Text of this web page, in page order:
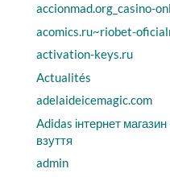
accionmad.org_casino-
acomics.ru~riobet-
activation-keys.ru
Actualités
adelaideicemagic.com
Adidas інтернет
взуття
admin